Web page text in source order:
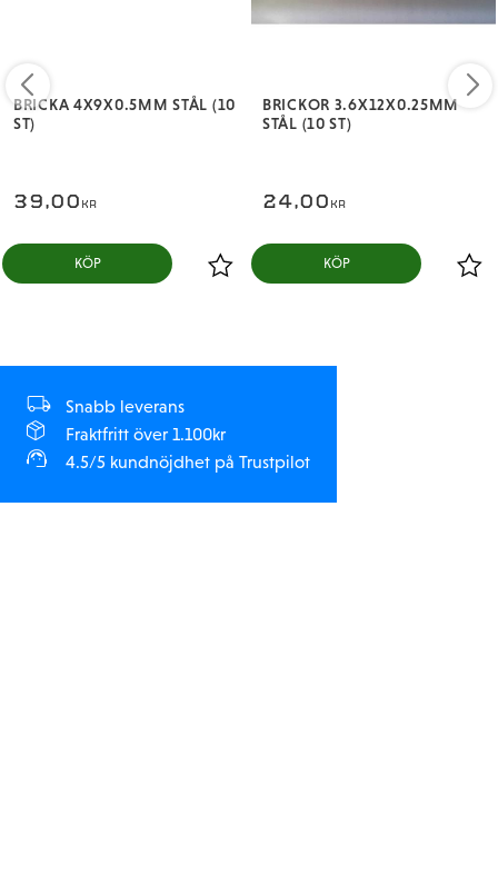
BRICKA 4X9X0.5MM STÅL (10
ST)
39,00 KR
KÖP
BRICKOR 3.6X12X0.25MM
STÅL (10 ST)
24,00 KR
KÖP
Snabb leverans
Fraktfritt över 1.100kr
4.5/5 kundnöjdhet på Trustpilot